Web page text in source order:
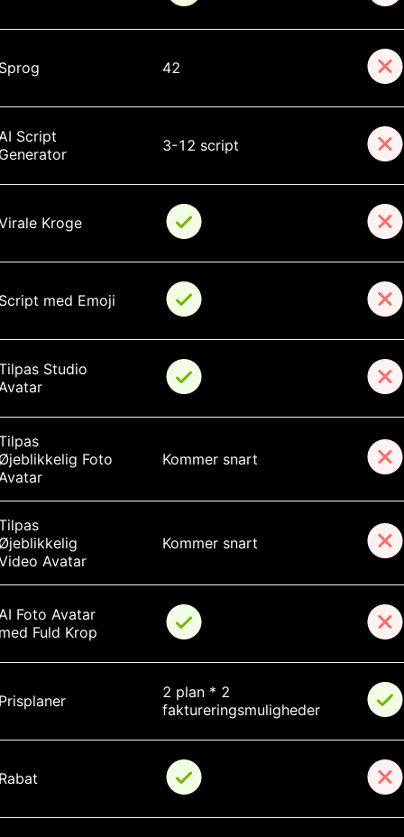
42
Script
3-12 script
Kroge
med Emoji
Studio
Foto
Kommer snart
Avatar
Kommer snart
Foto Avatar
Fuld Krop
2 plan * 2
faktureringsmuligheder